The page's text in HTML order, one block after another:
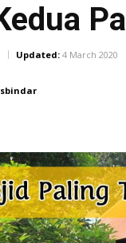
Updated: 4 March 2020